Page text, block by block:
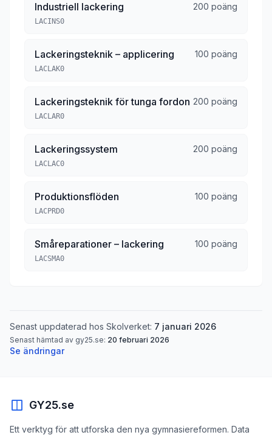
Industriell lackering 200 poäng
LACINS0
Lackeringsteknik – applicering 100 poäng
LACLAK0
Lackeringsteknik för tunga fordon 200 poäng
LACLAR0
Lackeringssystem 200 poäng
LACLAC0
Produktionsflöden 100 poäng
LACPRD0
Småreparationer – lackering 100 poäng
LACSMA0
Senast uppdaterad hos Skolverket: 7 januari 2026
Senast hämtad av gy25.se: 20 februari 2026
Se ändringar
GY25.se
Ett verktyg för att utforska den nya gymnasiereformen. Data